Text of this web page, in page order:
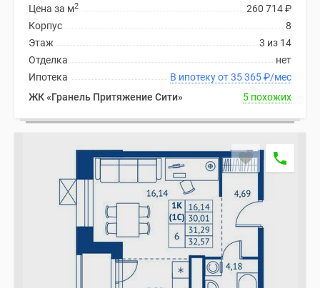
260 714₽
Цена за м2
8
Корпус
3 из 14
Этаж
нет
Отделка
В ипотеку от 35 365₽/мес
Ипотека
ЖК «Гранель Притяжение Сити»
5 похожих